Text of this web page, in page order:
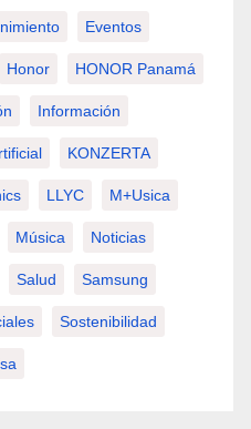
Eventos
Honor HONOR Panamá
Información
KONZERTA
LLYC M+usica
Música Noticias
Salud Samsung
Sostenibilidad